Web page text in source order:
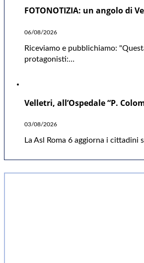
FOTONOTIZIA: un angolo di
06/08/2026
Riceviamo e pubblichiamo:
protagonisti:…
Velletri, all’Ospedale “P.
03/08/2026
La Asl Roma 6 aggiorna i cittadini